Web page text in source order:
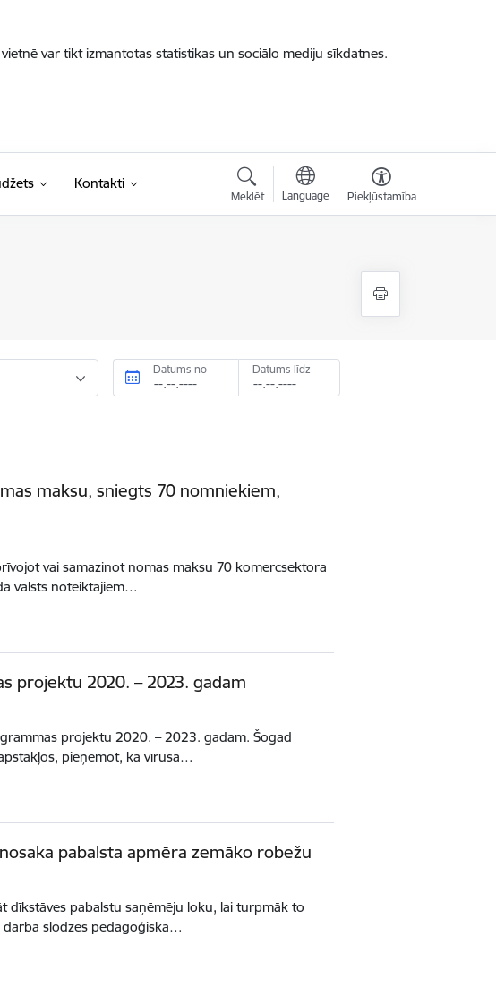
var tikt izmantotas statistikas un sociālo mediju sīkdatnes.
Kontakti
Meklēt Language Piekļūstamība
Datums no Datums līdz
maksu, sniegts 70 nomniekiem,
vai samazinot nomas maksu 70 komercsektora
valsts noteiktajiem…
projektu 2020. – 2023. gadam
projektu 2020. – 2023. gadam. Šogad
pieņemot, ka vīrusa…
pabalsta apmēra zemāko robežu
dīkstāves pabalstu saņēmēju loku, lai turpmāk to
slodzes pedagoģiskā…